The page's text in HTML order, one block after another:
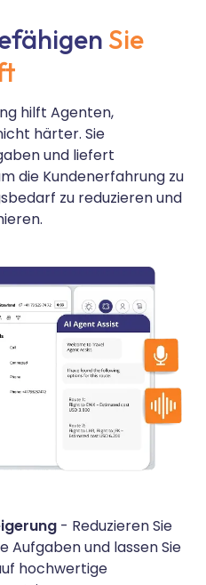
Sie
hilft Agenten,
härter. Sie
und liefert
die Kundenerfahrung zu
zu reduzieren und
- Reduzieren Sie
Aufgaben und lassen Sie
hochwertige